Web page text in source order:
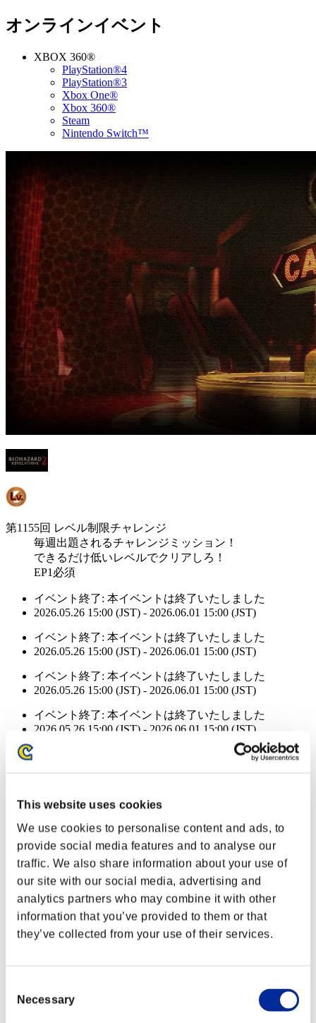
This website uses cookies
We use cookies to personalise content and ads, to
provide social media features and to analyse our
traffic. We also share information about your use of
our site with our social media, advertising and
analytics partners who may combine it with other
information that you’ve provided to them or that
they’ve collected from your use of their services.
Selection
Necessary
オンラインイベント
XBOX 360®
PlayStation®4
PlayStation®3
Xbox One®
Xbox 360®
Steam
Nintendo Switch™
第1155回 レベル制限チャレンジ
毎週出題されるチャレンジミッション！
できるだけ低いレベルでクリアしろ！
EP1必須
イベント終了: 本イベントは終了いたしました
2026.05.26 15:00 (JST) - 2026.06.01 15:00 (JST)
イベント終了: 本イベントは終了いたしました
2026.05.26 15:00 (JST) - 2026.06.01 15:00 (JST)
イベント終了: 本イベントは終了いたしました
2026.05.26 15:00 (JST) - 2026.06.01 15:00 (JST)
イベント終了: 本イベントは終了いたしました
2026.05.26 15:00 (JST) - 2026.06.01 15:00 (JST)
本イベントは終了いたしました
2026.05.26 15:00 (JST) - 2026.06.01 15:00 (JST)
イベント報酬: 共通
達成報酬
クリアレベル 40以下
チャージショットB
クリアレベル 30以下